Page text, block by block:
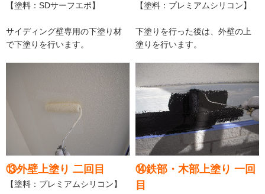
【塗料：SDサーフエポ】
サイディング壁専用の下塗り材
で下塗りを行います。
【塗料：プレミアムシリコン】
下塗りを行った後は、外壁の上
塗りを行います。
⑬外壁上塗り 二回目
【塗料：プレミアムシリコン】
⑭鉄部・木部上塗り 一回
目